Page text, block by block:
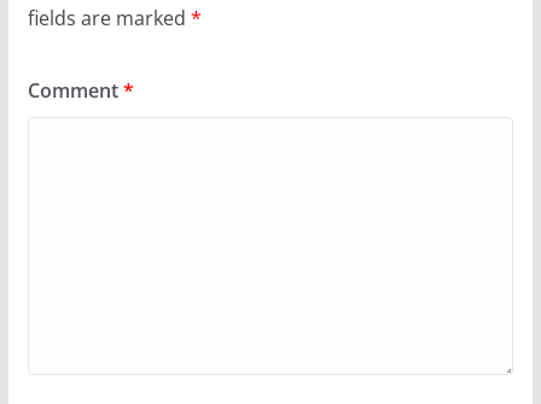
fields are marked *
Comment*